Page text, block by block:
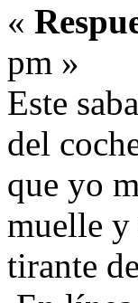
«
pm »
Este
del
que yo
muelle y
tirante